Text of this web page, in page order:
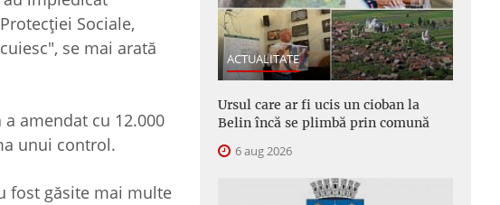
Sociale,
se mai arată
amendat cu 12.000
unui control.
fost găsite mai multe
ACTUALITATE
Ursul care ar fi ucis un cioban la
Belin încă se plimbă prin comună
6 aug 2026